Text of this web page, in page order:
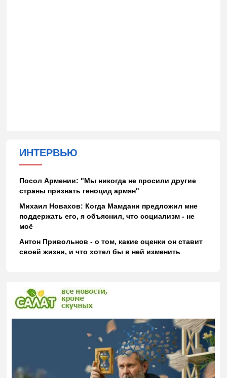
ИНТЕРВЬЮ
Посол Армении: "Мы никогда не просили другие
страны признать геноцид армян"
Михаил Новахов: Когда Мамдани предложил мне
поддержать его, я объяснил, что социализм - не
моё
Антон Привольнов - о том, какие оценки он ставит
своей жизни, и что хотел бы в ней изменить